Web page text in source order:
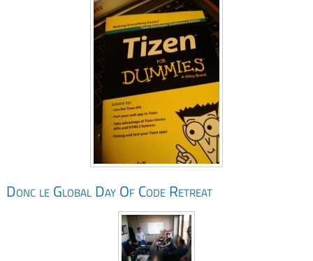
Donc le Global Day Of Code Retreat